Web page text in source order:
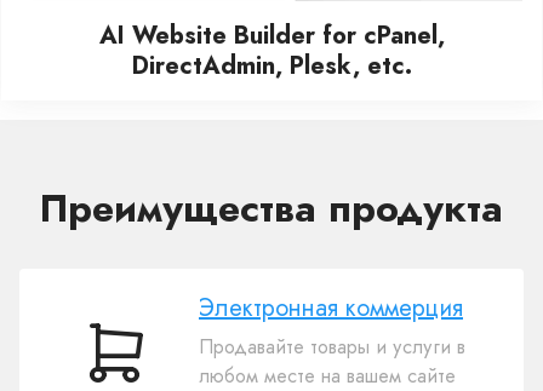
AI Website Builder for cPanel,
DirectAdmin, Plesk, etc.
Преимущества продукта
Электронная
Электронная коммерция
Продавайте товары и услуги в
любом месте на вашем сайте